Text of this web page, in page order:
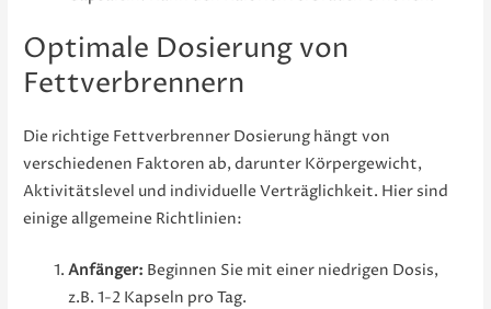
Optimale Dosierung von
Fettverbrennern
Die richtige Fettverbrenner Dosierung hängt von
verschiedenen Faktoren ab, darunter Körpergewicht,
Aktivitätslevel und individuelle Verträglichkeit. Hier sind
einige allgemeine Richtlinien:
Anfänger: Beginnen Sie mit einer niedrigen Dosis,
z.B. 1-2 Kapseln pro Tag.